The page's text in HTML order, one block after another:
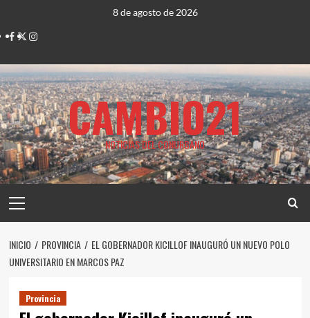
contenido
8 de agosto de 2026
Facebook
TwitterInstagram
CAMBIO21
NOTICIAS DEL CONURBANO
principal
INICIO PROVINCIA
EL GOBERNADOR KICILLOF INAUGURÓ UN NUEVO POLO
UNIVERSITARIO EN MARCOS PAZ
Provincia